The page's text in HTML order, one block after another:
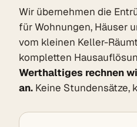
Wir übernehmen die
für Wohnungen, Häuser
vom kleinen Keller-
kompletten
Werthaltiges rechnen
an. Keine Stundensätze,